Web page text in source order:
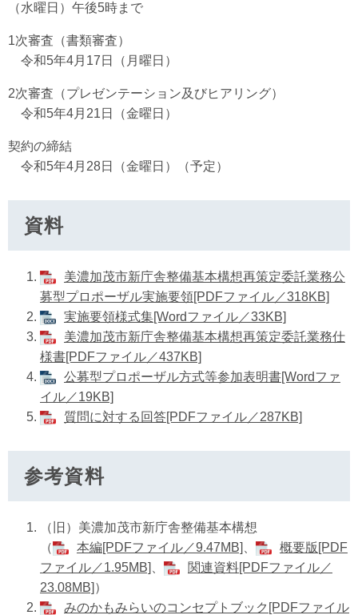
（水曜日）午後5時まで
1次審査（書類審査）
令和5年4月17日（月曜日）
2次審査（プレゼンテーション及びヒアリング）
令和5年4月21日（金曜日）
契約の締結
令和5年4月28日（金曜日）（予定）
資料
美濃加茂市新庁舎整備基本構想再策定委託業務公
募型プロポーザル実施要領[PDFファイル／318KB]
実施要領様式集[Wordファイル／33KB]
美濃加茂市新庁舎整備基本構想再策定委託業務仕
様書[PDFファイル／437KB]
公募型プロポーザル方式等参加表明書[Wordファ
イル／19KB]
質問に対する回答[PDFファイル／287KB]
参考資料
（旧）美濃加茂市新庁舎整備基本構想
（
本編[PDFファイル／9.47MB]
概要版[PDF
ファイル／1.95MB]
関連資料[PDFファイル／
23.08MB] ）
みのかもみらいのコンセプトブック[PDFファイル